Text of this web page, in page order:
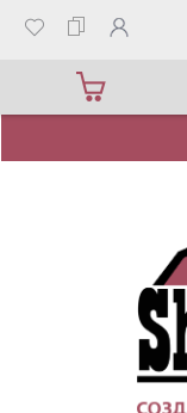
Каталог товаров